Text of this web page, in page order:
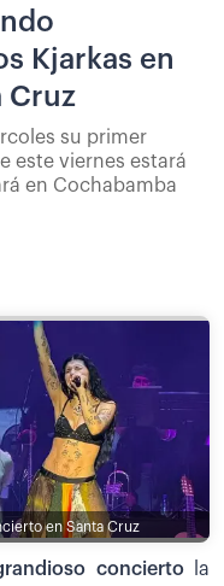
Kjarkas en
Cruz
su primer
este viernes estará
en Cochabamba
en Santa Cruz
conciertola